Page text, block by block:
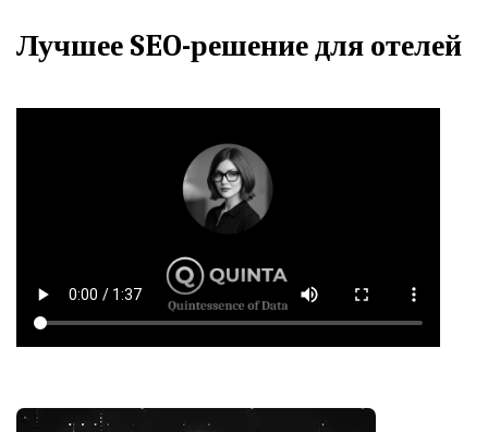
Лучшее SEO-решение для отелей